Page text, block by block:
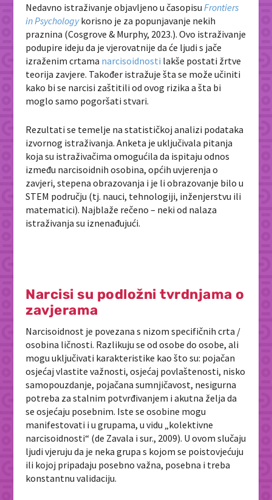
Nedavno istraživanje objavljeno u časopisuFrontiers
in Psychologykorisno je za popunjavanje nekih
praznina (Cosgrove & Murphy, 2023.). Ovo istraživanje
podupire ideju da je vjerovatnije da će ljudi s jače
izraženim crtama narcisoidnosti lakše postati žrtve
teorija zavjere. Također istražuje šta se može učiniti
kako bi se narcisi zaštitili od ovog rizika a šta bi
moglo samo pogoršati stvari.
Rezultati se temelje na statističkoj analizi podataka
izvornog istraživanja. Anketa je uključivala pitanja
koja su istraživačima omogućila da ispitaju odnos
između narcisoidnih osobina, općih uvjerenja o
zavjeri, stepena obrazovanja i je li obrazovanje bilo u
STEM području (tj. nauci, tehnologiji, inženjerstvu ili
matematici). Najblaže rečeno – neki od nalaza
istraživanja su iznenađujući.
Narcisi su podložni tvrdnjama o
zavjerama
Narcisoidnost je povezana s nizom specifičnih crta /
osobina ličnosti. Razlikuju se od osobe do osobe, ali
mogu uključivati karakteristike kao što su: pojačan
osjećaj vlastite važnosti, osjećaj povlaštenosti, nisko
samopouzdanje, pojačana sumnjičavost, nesigurna
potreba za stalnim potvrđivanjem i akutna želja da
se osjećaju posebnim. Iste se osobine mogu
manifestovati i u grupama, u vidu „kolektivne
narcisoidnosti“ (de Zavala i sur., 2009). U ovom slučaju
ljudi vjeruju da je neka grupa s kojom se poistovjećuju
ili kojoj pripadaju posebno važna, posebna i treba
konstantnu validaciju.